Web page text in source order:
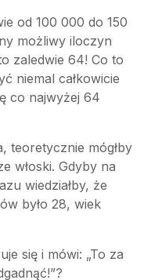
od 100 000 do 150
możliwy iloczyn
zaledwie 64! Co to
niemal całkowicie
co najwyżej 64
teoretycznie mógłby
włoski. Gdyby na
wiedziałby, że
było 28, wiek
się i mówi: „To za